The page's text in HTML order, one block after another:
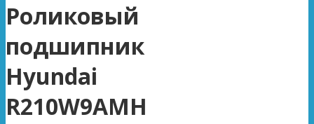
Роликовый
подшипник
Hyundai
R210W9AMH